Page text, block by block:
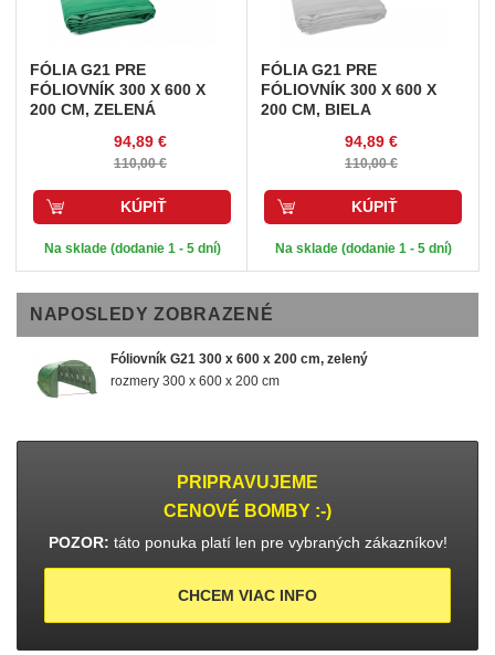
FÓLIAG21 PRE
FÓLIOVNÍK 300 X 600 X
200 CM, ZELENÁ
94,89 €
110,00 €
KÚPIŤ
Na sklade (dodanie 1 - 5 dní)
FÓLIAG21 PRE
FÓLIOVNÍK 300 X 600 X
200 CM, BIELA
94,89 €
110,00 €
KÚPIŤ
Na sklade (dodanie 1 - 5 dní)
NAPOSLEDY ZOBRAZENÉ
Fóliovník G21 300 x 600 x 200 cm, zelený
rozmery 300 x 600 x 200 cm
PRIPRAVUJEME
CENOVÉ BOMBY :-)
POZOR: táto ponuka platí len pre vybraných zákazníkov!
CHCEM VIAC INFO